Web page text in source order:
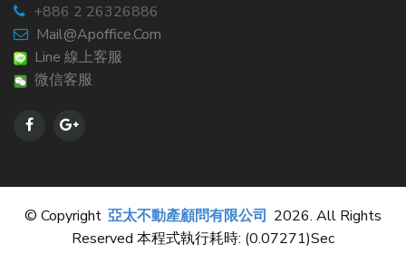
+886 2 26326886
Mail@apoffice.com
Line 線上客服
微信客服
© Copyright 亞太不動產顧問有限公司 2026. All Rights
Reserved 本程式執行耗時: (0.07271)sec